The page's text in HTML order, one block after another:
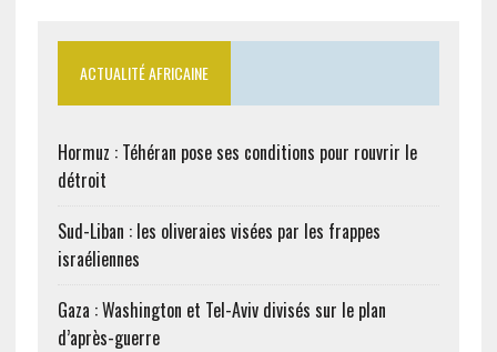
ACTUALITÉ AFRICAINE
Hormuz : Téhéran pose ses conditions pour rouvrir le
détroit
Sud-Liban : les oliveraies visées par les frappes
israéliennes
Gaza : Washington et Tel-Aviv divisés sur le plan
d’après-guerre